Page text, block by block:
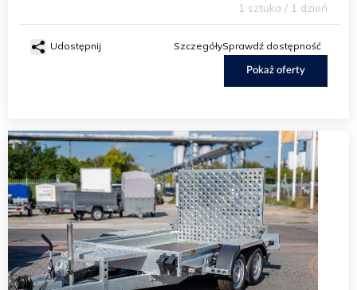
1 sztuka / 1 dzień
Udostępnij SzczegółySprawdź dostępność
Pokaż oferty